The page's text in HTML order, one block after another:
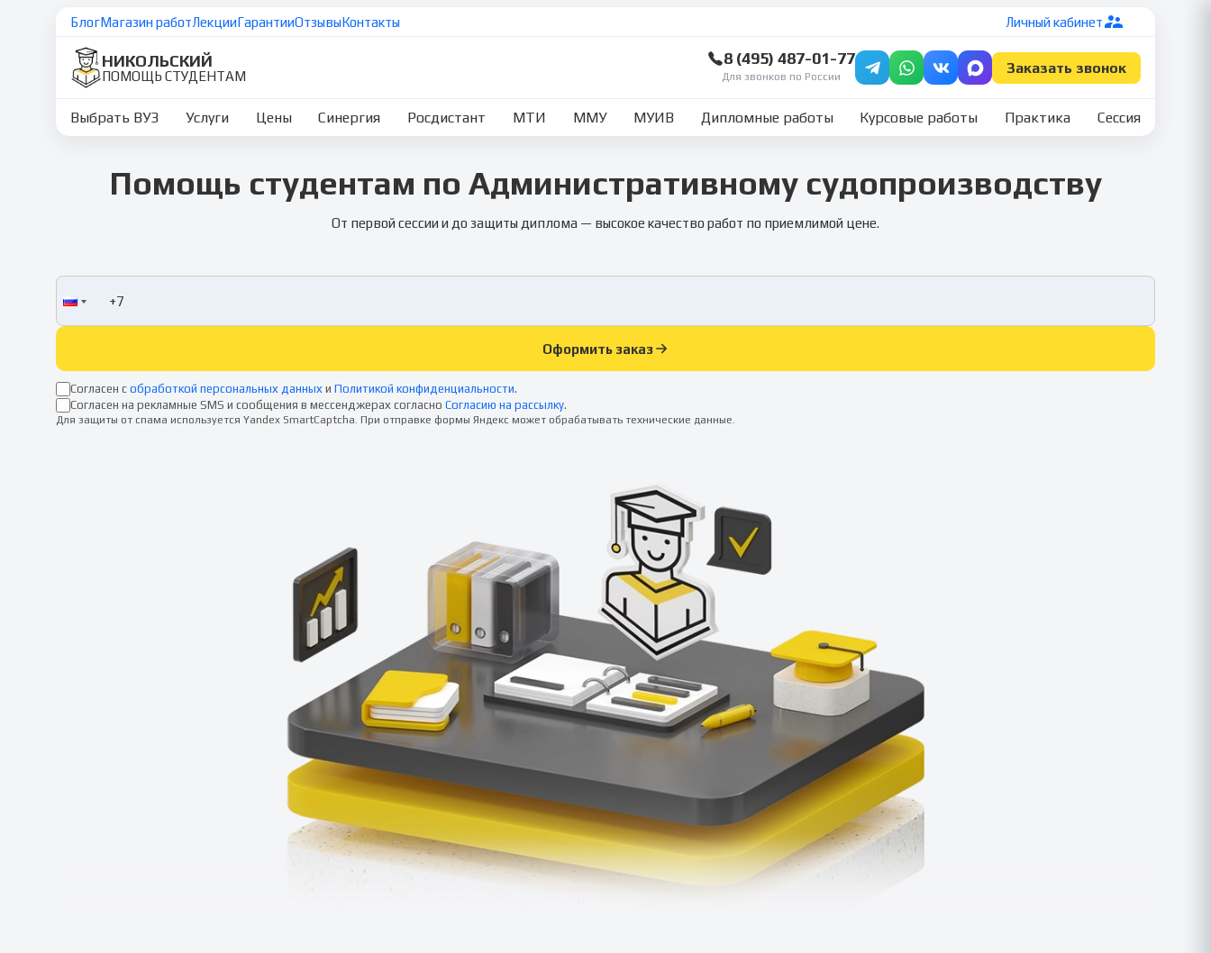
БлогМагазин работЛекцииГарантииОтзывыКонтакты Личный кабинет
НИКОЛЬСКИЙ
ПОМОЩЬ СТУДЕНТАМ
8 (495) 487-01-77
Для звонков по России
Заказать звонок
Выбрать ВУЗ Услуги Цены Синергия Росдистант МТИ ММУ МУИВ Дипломные работы Курсовые работы Практика Сессия
Помощь студентам по Административному судопроизводству
От первой сессии и до защиты диплома — высокое качество работ по приемлимой цене.
Оформить заказ
Согласен с обработкой персональных данных и Политикой конфиденциальности.
Согласен на рекламные SMS и сообщения в мессенджерах согласно Согласию на рассылку.
Для защиты от спама используется Yandex SmartCaptcha. При отправке формы Яндекс может обрабатывать технические данные.